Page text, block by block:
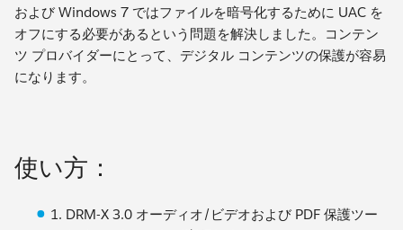
および Windows 7 ではファイルを暗号化するために UAC を
オフにする必要があるという問題を解決しました。コンテン
ツ プロバイダーにとって、デジタル コンテンツの保護が容易
になります。
使い方：
1. DRM-X 3.0 オーディオ/ビデオおよび PDF 保護ツー